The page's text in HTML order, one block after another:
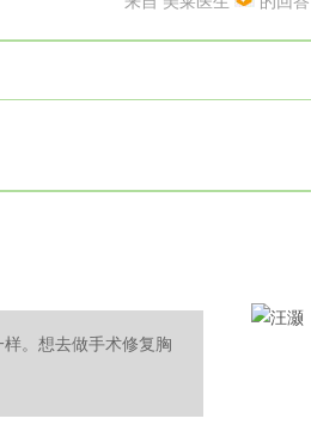
。想去做手术修复胸